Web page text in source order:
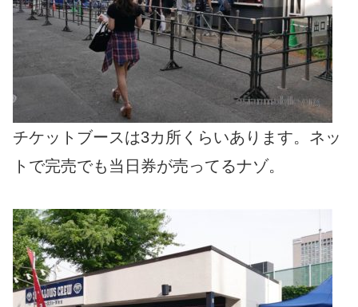
チケットブースは3カ所くらいあります。ネッ
トで完売でも当日券が売ってるナゾ。